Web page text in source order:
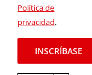
Política de
privacidad.